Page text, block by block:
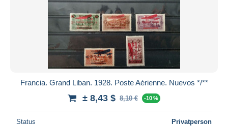
Francia. Grand Liban. 1928. Poste Aérienne. Nuevos */**
± 8,43 $ 8,10 € -10 %
Status Privatperson